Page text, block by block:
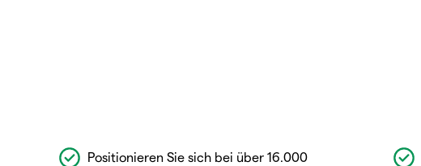
Positionieren Sie sich bei über 16.000